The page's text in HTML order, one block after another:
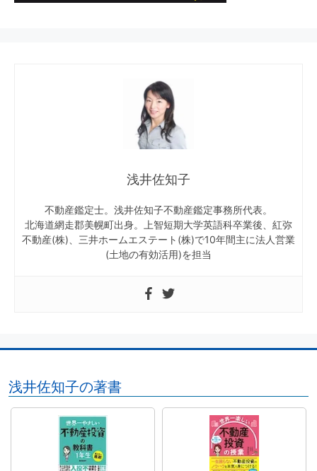
浅井佐知子
不動産鑑定士。浅井佐知子不動産鑑定事務所代表。
北海道網走郡美幌町出身。上智短期大学英語科卒業後、紅弥
不動産(株)、三井ホームエステート(株)で10年間主に法人営業
(土地の有効活用)を担当
浅井佐知子の著書